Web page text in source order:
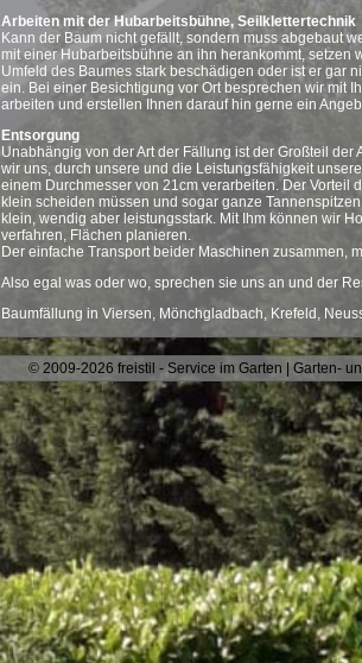
Arbeiten mit der Hubarbeitsbühne, Seilklettertechnik
Kann der Baum nicht gefällt, sondern muss abgebaut
mit einer Hubarbeitsbühne an ihn herankommt,
Umfeld des Baumes stark beschädigen oder ist er gar
ein. Bei einer Besichtigung vor Ort besprechen wir mit
arbeiten und erstellen Ihnen darauf hin gerne ein
Entsorgung
Unabhängig von der Art der Fällung ist der Großteil
wir uns, durch unsere und die Leistungsfähigkeit
einem Durchmesser von 21cm verarbeiten. Der Vorteil
klein scheiden müssen und sogar ganze
klein, wendig aber leistungsstark. Mit Ihm können wir
verfahren, Flächen planieren.
Der einfache Transport beider Maschinen zusammen,
Also egal was oder wo, sprechen sie uns an und der
Baumfällung in Viersen, Mönchgladbach, Krefeld,
© 2009-2026 freistil - Service im Garten | Garten-